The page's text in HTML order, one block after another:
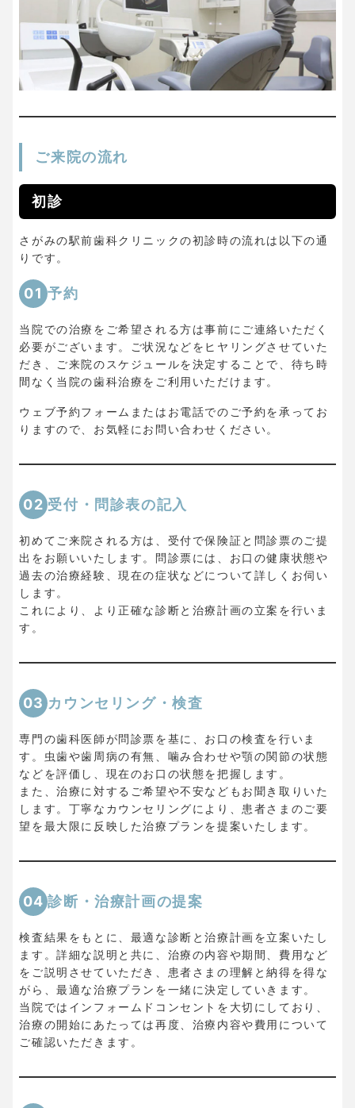
ご来院の流れ
初診
さがみの駅前歯科クリニックの初診時の流れは以下の通
りです。
01 予約
当院での治療をご希望される方は事前にご連絡いただく
必要がございます。ご状況などをヒヤリングさせていた
だき、ご来院のスケジュールを決定することで、待ち時
間なく当院の歯科治療をご利用いただけます。
ウェブ予約フォームまたはお電話でのご予約を承ってお
りますので、お気軽にお問い合わせください。
02 受付・問診表の記入
初めてご来院される方は、受付で保険証と問診票のご提
出をお願いいたします。問診票には、お口の健康状態や
過去の治療経験、現在の症状などについて詳しくお伺い
します。
これにより、より正確な診断と治療計画の立案を行いま
す。
03 カウンセリング・検査
専門の歯科医師が問診票を基に、お口の検査を行いま
す。虫歯や歯周病の有無、噛み合わせや顎の関節の状態
などを評価し、現在のお口の状態を把握します。
また、治療に対するご希望や不安などもお聞き取りいた
します。丁寧なカウンセリングにより、患者さまのご要
望を最大限に反映した治療プランを提案いたします。
04 診断・治療計画の提案
検査結果をもとに、最適な診断と治療計画を立案いたし
ます。詳細な説明と共に、治療の内容や期間、費用など
をご説明させていただき、患者さまの理解と納得を得な
がら、最適な治療プランを一緒に決定していきます。
当院ではインフォームドコンセントを大切にしており、
治療の開始にあたっては再度、治療内容や費用について
ご確認いただきます。